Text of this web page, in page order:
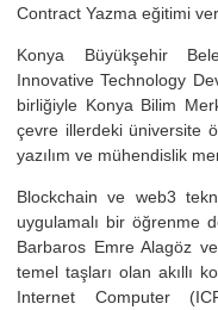
Contract Yazma eğitimi
Konya Büyükşehir
Innovative Technology
birliğiyle Konya Bilim
çevre illerdeki üniversite
yazılım ve mühendislik
Blockchain ve web3
uygulamalı bir öğrenme
Barbaros Emre Alagöz
temel taşları olan akıllı
Internet Computer